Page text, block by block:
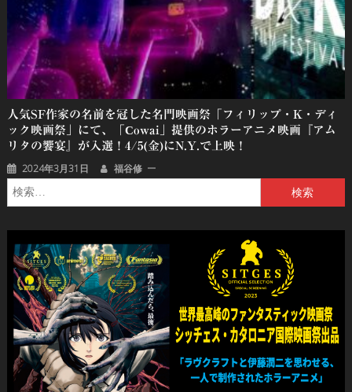
人気SF作家の名前を冠した名門映画祭「フィリップ・K・ディ
ック映画祭」にて、「cowai」提供のホラーアニメ映画『アム
リタの饗宴』が入選！4/5(金)にN.Y.で上映！
2024年3月31日 福谷修
索: